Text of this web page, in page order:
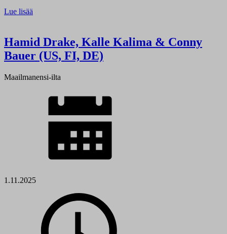
Lue lisää
Hamid Drake, Kalle Kalima & Conny
Bauer (US, FI, DE)
Maailmanensi-ilta
1.11.2025